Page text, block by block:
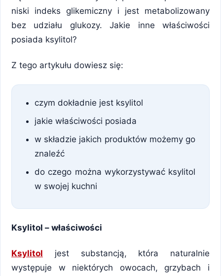
niski indeks glikemiczny i jest metabolizowany
bez udziału glukozy. Jakie inne właściwości
posiada ksylitol?
Z tego artykułu dowiesz się:
czym dokładnie jest ksylitol
jakie właściwości posiada
w składzie jakich produktów możemy go
znaleźć
do czego można wykorzystywać ksylitol
w swojej kuchni
Ksylitol – właściwości
Ksylitol jest substancją, która naturalnie
występuje w niektórych owocach, grzybach i